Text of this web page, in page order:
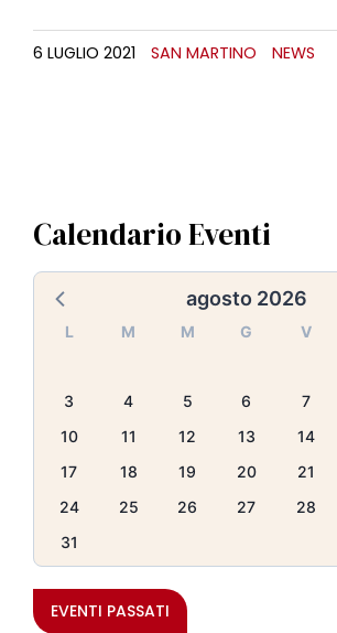
6 LUGLIO 2021 SAN MARTINO NEWS
Calendario Eventi
agosto 2026
L M M G V
3
4 5 6 7
10
11 12 13 14
17
18 19 20 21
24
25 26 27 28
31
EVENTI PASSATI